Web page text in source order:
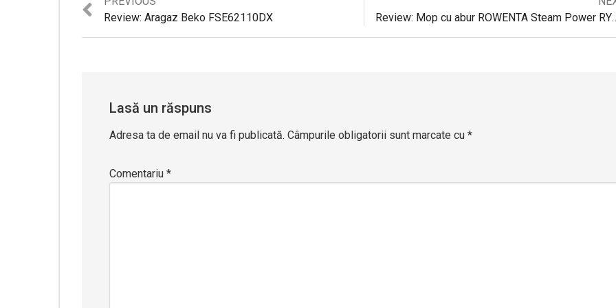
Navigare
post:
Review: Aragaz Beko FSE62110DX
post:
Review: Mop cu abur
Lasă un răspuns
Adresa ta de email nu va fi publicată. Câmpurile obligatorii sunt marcate cu *
Comentariu *